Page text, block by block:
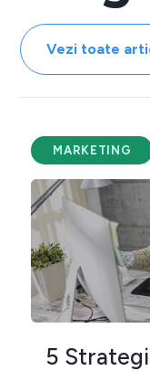
Vezi toate
MARKETING
5